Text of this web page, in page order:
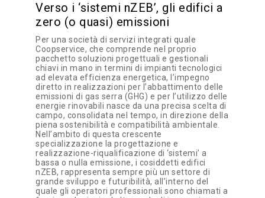
Verso i ‘sistemi nZEB’, gli edifici a
zero (o quasi) emissioni
Per una società di servizi integrati quale
Coopservice, che comprende nel proprio
pacchetto soluzioni progettuali e gestionali
chiavi in mano in termini di impianti tecnologici
ad elevata efficienza energetica, l’impegno
diretto in realizzazioni per l’abbattimento delle
emissioni di gas serra (GHG) e per l’utilizzo delle
energie rinovabili nasce da una precisa scelta di
campo, consolidata nel tempo, in direzione della
piena sostenibilità e compatibilità ambientale.
Nell’ambito di questa crescente
specializzazione la progettazione e
realizzazione-riqualificazione di ‘sistemi’ a
bassa o nulla emissione, i cosiddetti edifici
nZEB, rappresenta sempre più un settore di
grande sviluppo e futuribilità, all’interno del
quale gli operatori professionali sono chiamati a